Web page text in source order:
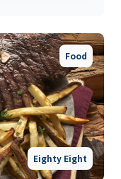
Food
Eighty Eight